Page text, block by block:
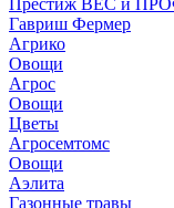
Престиж ВЕС и
Гавриш Фермер
Агрико
Овощи
Агрос
Овощи
Цветы
Агросемтомс
Овощи
Аэлита
Газонные травы